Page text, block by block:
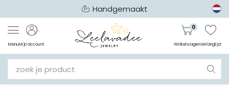
Handgemaakt
MenuMijn account
0
WinkelwagenVerlanglijst